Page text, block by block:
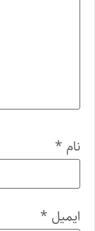
نام *
ایمیل *